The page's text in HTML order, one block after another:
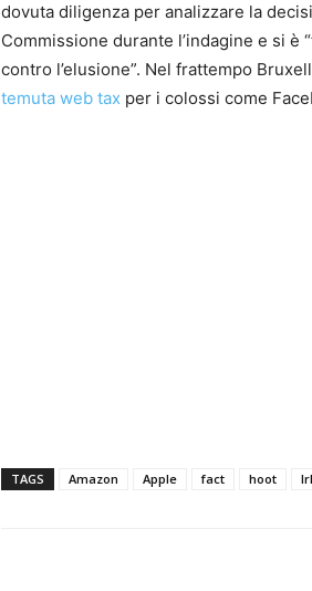
dovuta diligenza per analizzare la
Commissione durante l’indagine e si
contro l’elusione”. Nel frattempo
temuta web tax per i colossi come
TAGS Amazon Apple fact hoot